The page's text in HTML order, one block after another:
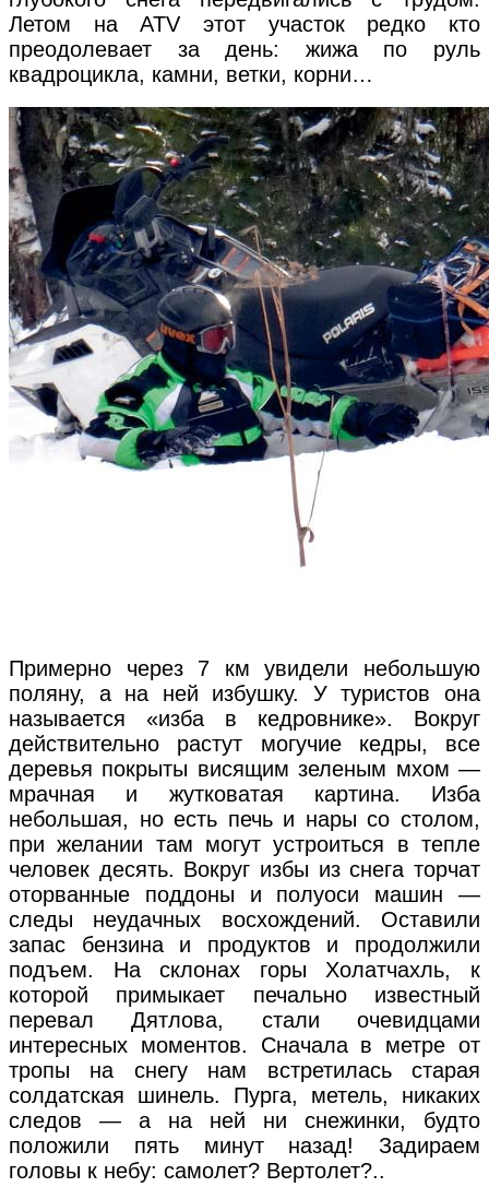
Летом на ATV этот участок редко кто
преодолевает за день: жижа по руль
квадроцикла, камни, ветки, корни…
Примерно через 7 км увидели небольшую
поляну, а на ней избушку. У туристов она
называется «изба в кедровнике». Вокруг
действительно растут могучие кедры, все
деревья покрыты висящим зеленым мхом —
мрачная и жутковатая картина. Изба
небольшая, но есть печь и нары со столом,
при желании там могут устроиться в тепле
человек десять. Вокруг избы из снега торчат
оторванные поддоны и полуоси машин —
следы неудачных восхождений. Оставили
запас бензина и продуктов и продолжили
подъем. На склонах горы Холатчахль, к
которой примыкает печально известный
перевал Дятлова, стали очевидцами
интересных моментов. Сначала в метре от
тропы на снегу нам встретилась старая
солдатская шинель. Пурга, метель, никаких
следов — а на ней ни снежинки, будто
положили пять минут назад! Задираем
головы к небу: самолет? Вертолет?..